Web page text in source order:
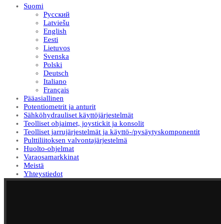
Suomi
Русский
Latviešu
English
Eesti
Lietuvos
Svenska
Polski
Deutsch
Italiano
Français
Pääasiallinen
Potentiometrit ja anturit
Sähköhydrauliset käyttöjärjestelmät
Teolliset ohjaimet, joystickit ja konsolit
Teolliset jarrujärjestelmät ja käyttö-/pysäytyskomponentit
Pulttiliitoksen valvontajärjestelmä
Huolto-ohjelmat
Varaosamarkkinat
Meistä
Yhteystiedot